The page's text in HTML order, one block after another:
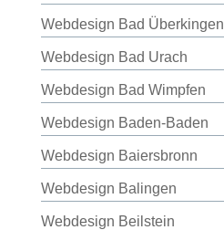
Webdesign Bad Überkingen
Webdesign Bad Urach
Webdesign Bad Wimpfen
Webdesign Baden-Baden
Webdesign Baiersbronn
Webdesign Balingen
Webdesign Beilstein